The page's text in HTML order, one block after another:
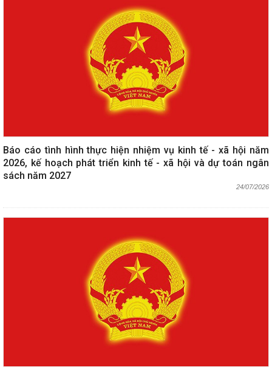
Báo cáo tình hình thực hiện nhiệm vụ kinh tế - xã hội năm
2026, kế hoạch phát triển kinh tế - xã hội và dự toán ngân
sách năm 2027
24/07/2026